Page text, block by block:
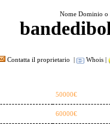
Nome Dominio o
Contatta il proprietario Whois
50000€
60000€